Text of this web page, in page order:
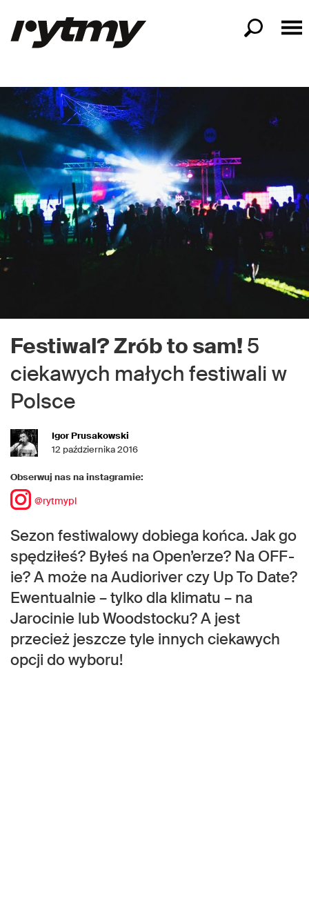
Festiwal? Zrób to sam! 5
ciekawych małych festiwali w
Polsce
Igor Prusakowski
12 października 2016
Obserwuj nas na instagramie:
@rytmypl
Sezon festiwalowy dobiega końca. Jak go
spędziłeś? Byłeś na Open’erze? Na OFF-
ie? A może na Audioriver czy Up To Date?
Ewentualnie – tylko dla klimatu – na
Jarocinie lub Woodstocku? A jest
przecież jeszcze tyle innych ciekawych
opcji do wyboru!